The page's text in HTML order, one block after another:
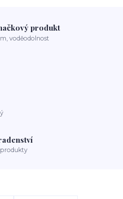
produkt
voděodolnost
produkty